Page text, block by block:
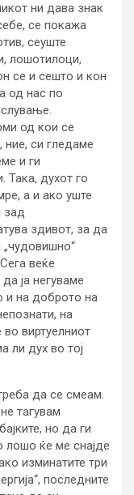
ни дава знак
се покажа
сеуште
лошотилоци,
се и сешто и кон
од нас по
од кои се
ние, си гледаме
и ги
Така, духот го
а и ако уште
зад
здивот, за да
веќе
ја негуваме
и на доброто на
на
виртуелниот
ли дух во тој
да се смеам.
тагувам
но да ги
лошо ќе ме снајде
изминатите три
последните